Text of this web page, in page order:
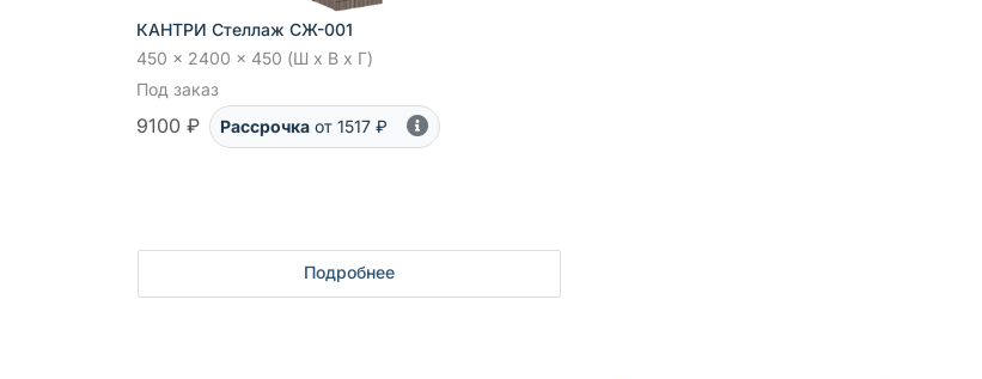
КАНТРИ Стеллаж СЖ-001
450 x 2400 x 450 (Ш x В x Г)
Под заказ
9100 ₽ Рассрочка от 1517 ₽
Подробнее